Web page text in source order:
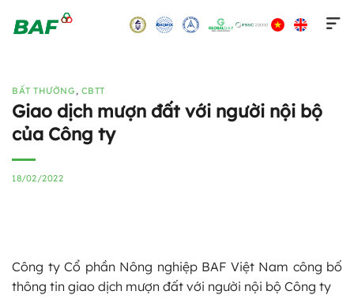
BẤT THƯỜNG , CBTT
Giao dịch mượn đất với người nội bộ
của Công ty
18/02/2022
Công ty Cổ phần Nông nghiệp BAF Việt Nam công bố
thông tin giao dịch mượn đất với người nội bộ Công ty